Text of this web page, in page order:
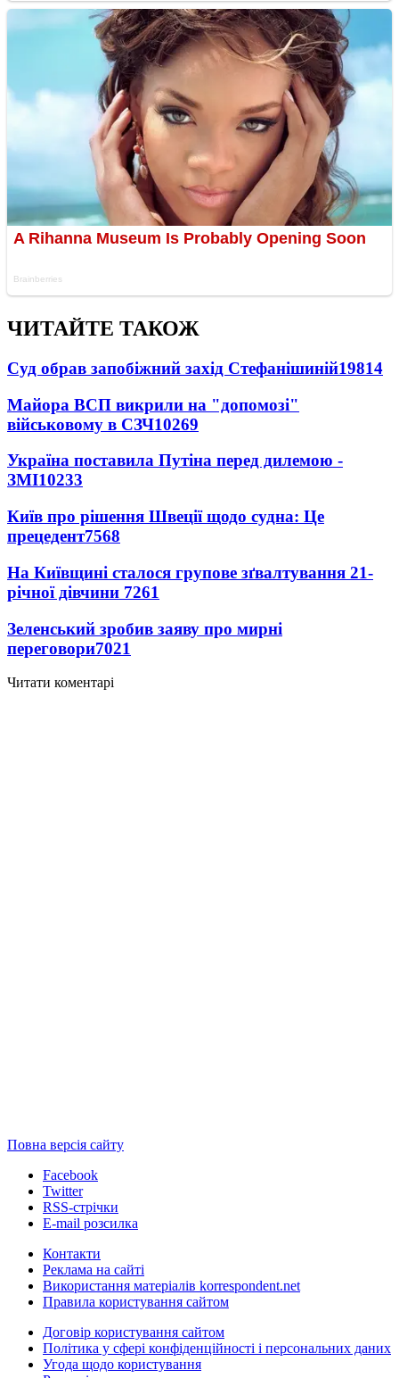
ЧИТАЙТЕ ТАКОЖ
Суд обрав запобіжний захід Стефанішиній19814
Майора ВСП викрили на "допомозі"
військовому в СЗЧ10269
Україна поставила Путіна перед дилемою -
ЗМІ10233
Київ про рішення Швеції щодо судна: Це
прецедент7568
На Київщині сталося групове зґвалтування 21-
річної дівчини 7261
Зеленський зробив заяву про мирні
переговори7021
Читати коментарі
Повна версія сайту
Facebook
Twitter
RSS-стрічки
E-mail розсилка
Контакти
Реклама на сайті
Використання матеріалів korrespondent.net
Правила користування сайтом
Договір користування сайтом
Політика у сфері конфіденційності і персональних даних
Угода щодо користування